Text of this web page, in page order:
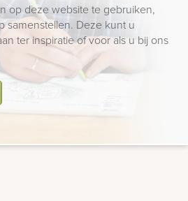
op deze website te gebruiken,
samenstellen. Deze kunt u
ter inspiratie of voor als u bij ons